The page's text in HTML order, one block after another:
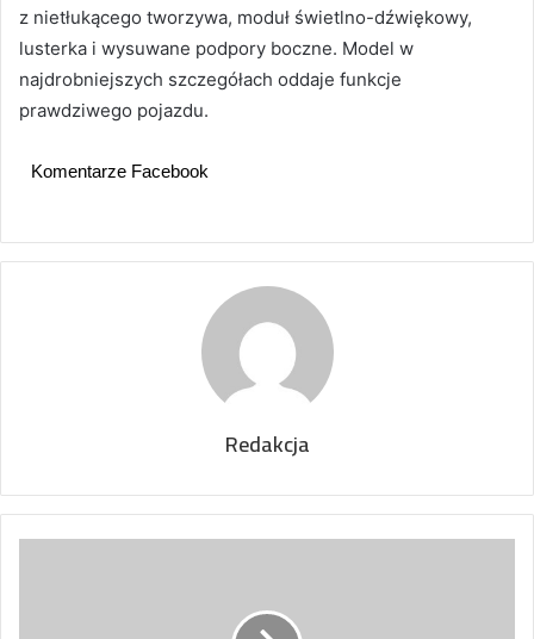
z nietłukącego tworzywa, moduł świetlno-dźwiękowy,
lusterka i wysuwane podpory boczne. Model w
najdrobniejszych szczegółach oddaje funkcje
prawdziwego pojazdu.
Komentarze Facebook
Redakcja